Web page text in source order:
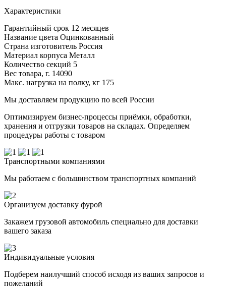
Характеристики
Гарантийный срок 12 месяцев
Название цвета Оцинкованный
Страна изготовитель Россия
Материал корпуса Металл
Количество секций 5
Вес товара, г. 14090
Макс. нагрузка на полку, кг 175
Мы доставляем продукцию по всей России
Оптимизируем бизнес-процессы приёмки, обработки,
хранения и отгрузки товаров на складах. Определяем
процедуры работы с товаром
Транспортными компаниями
Мы работаем с большинством транспортных компаний
Организуем доставку фурой
Закажем грузовой автомобиль специально для доставки
вашего заказа
Индивидуальные условия
Подберем наилучший способ исходя из ваших запросов и
пожеланий